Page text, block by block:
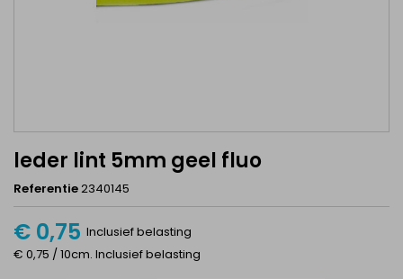
leder lint 5mm geel fluo
Referentie2340145
€ 0,75 Inclusief belasting
€ 0,75 / 10cm. Inclusief belasting